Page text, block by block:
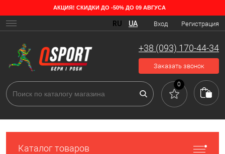
Разновидности гидроизоляционной смеси
Нежелательная влага, проникающая в элементы здания, способна
возникает плесень и грибок, при резких перепадах температуры
влага, находящаяся в стенах, способна вызывать разрушение
конструкций.
АКЦИЯ! СКИДКИ ДО -50% ДО 09 АВГУСА
Вход Регистрация
RU UA
+38 (093) 170-44-34
Заказать звонок
0
Каталог товаров